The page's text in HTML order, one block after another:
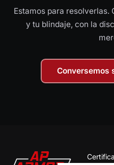
Estamos para resolverlas.
y tu blindaje, con la
Conversemos